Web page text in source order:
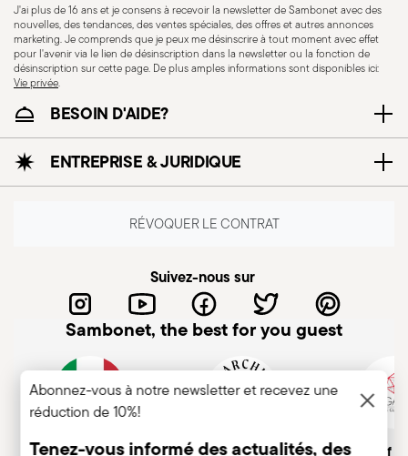
J'ai plus de 16 ans et je consens à recevoir la newsletter de Sambonet avec des
nouvelles, des tendances, des ventes spéciales, des offres et autres annonces
marketing. Je comprends que je peux me désinscrire à tout moment avec effet
pour l'avenir via le lien de désinscription dans la newsletter ou la fonction de
désinscription sur cette page. De plus amples informations sont disponibles ici:
Vie privée.
BESOIN D'AIDE?
ENTREPRISE & JURIDIQUE
RÉVOQUER LE CONTRAT
Suivez-nous sur
Sambonet, the best for you guest
Entreprise italienne Marque historique, depuis Member of
Abonnez-vous à notre newsletter et recevez une
réduction de 10%!
Tenez-vous informé des actualités, des